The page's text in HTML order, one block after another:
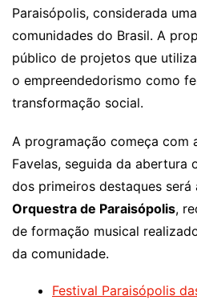
Paraisópolis, considerada
comunidades do Brasil. A
público de projetos que
o empreendedorismo como
transformação social.
A programação começa com
Favelas, seguida da abertura
dos primeiros destaques será
Orquestra de Paraisópolis,
de formação musical
da comunidade.
Festival Paraisópolis